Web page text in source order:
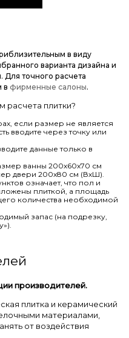
в виду
варианта дизайна и
точного расчета
в фирменные салоны.
расчета плитки?
если размер не является
вводите через точку или
данные только в
ванны 200х60х70 см
двери 200х80 см (ВхШ).
означает, что пол и
плиткой, а площадь
количества необходимой
запас (на подрезку,
производителей.
плитка и керамический
материалами,
от воздействия